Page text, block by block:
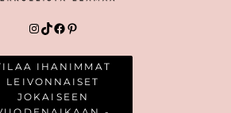
Instagram
TikTok
Facebook
Pinterest
IHANIMMAT
LEIVONNAISET
JOKAISEEN